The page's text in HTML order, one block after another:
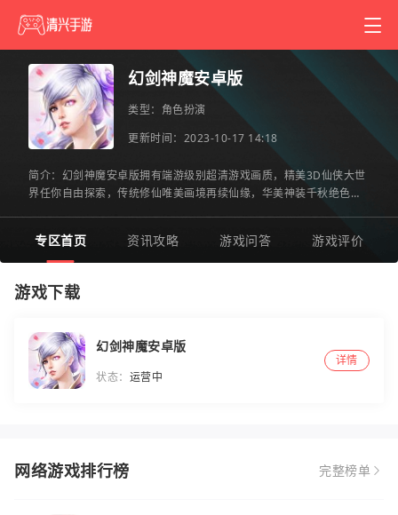
幻剑神魔安卓版
类型： 角色扮演
更新时间：2023-10-17 14:18
简介：幻剑神魔安卓版拥有端游级别超清游戏画质，精美3D仙侠大世
界任你自由探索，传统修仙唯美画境再续仙缘，华美神装千秋绝色剑
专区首页 资讯攻略 游戏问答 游戏评价
游戏下载
幻剑神魔安卓版
状态： 运营中
详情
网络游戏排行榜 完整榜单